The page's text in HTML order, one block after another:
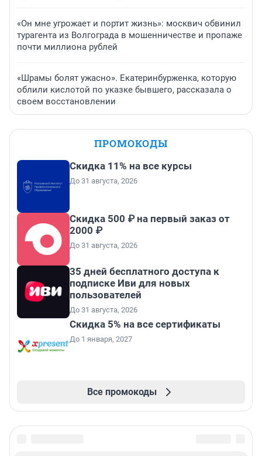
«Он мне угрожает и портит жизнь»: москвич обвинил
турагента из Волгограда в мошенничестве и пропаже
почти миллиона рублей
«Шрамы болят ужасно». Екатеринбурженка, которую
облили кислотой по указке бывшего, рассказала о
своем восстановлении
ПРОМОКОДЫ
Скидка 11% на все курсы
До 31 августа, 2026
Скидка 500 ₽ на первый заказ от
2000 ₽
До 31 августа, 2026
35 дней бесплатного доступа к
подписке Иви для новых
пользователей
До 31 августа, 2026
Скидка 5% на все сертификаты
До 1 января, 2027
Все промокоды